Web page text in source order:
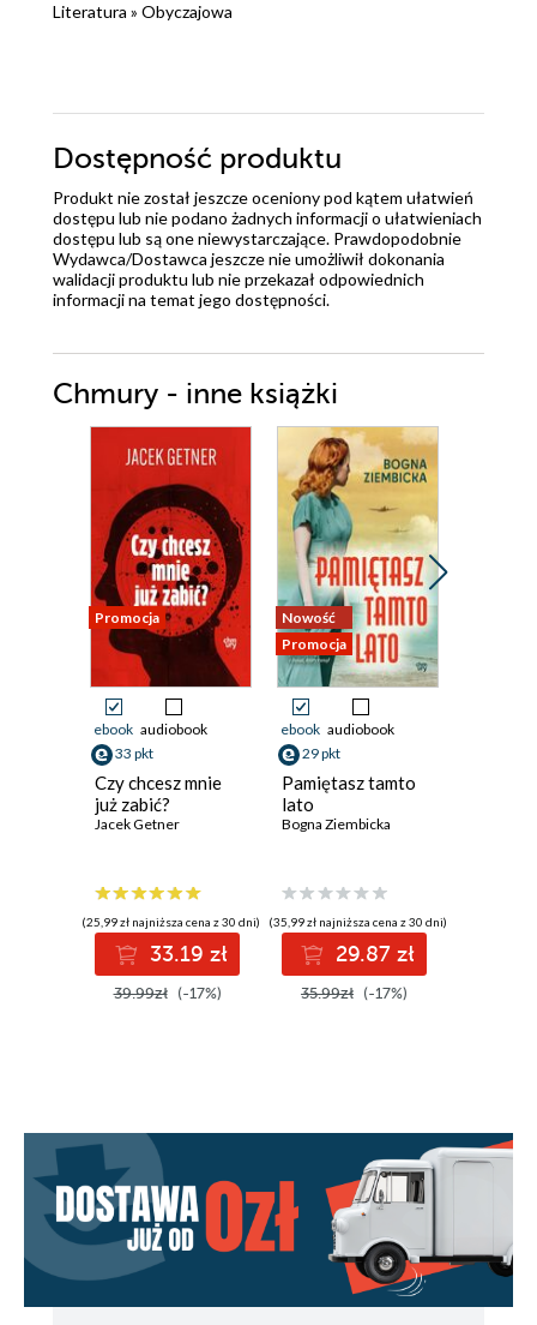
Literatura » Obyczajowa
Dostępność produktu
Produkt nie został jeszcze oceniony pod kątem ułatwień
dostępu lub nie podano żadnych informacji o ułatwieniach
dostępu lub są one niewystarczające. Prawdopodobnie
Wydawca/Dostawca jeszcze nie umożliwił dokonania
walidacji produktu lub nie przekazał odpowiednich
informacji na temat jego dostępności.
Chmury - inne książki
Promocja
ebook audiobook
33 pkt
Czy chcesz mnie
już zabić?
Jacek Getner
(25,99 zł najniższa cena z 30 dni)
33.19 zł
39.99zł (-17%)
Nowość
Promocja
ebook audiobook
29 pkt
Pamiętasz tamto
lato
Bogna Ziembicka
(35,99 zł najniższa cena z 30 dni)
29.87 zł
35.99zł (-17%)